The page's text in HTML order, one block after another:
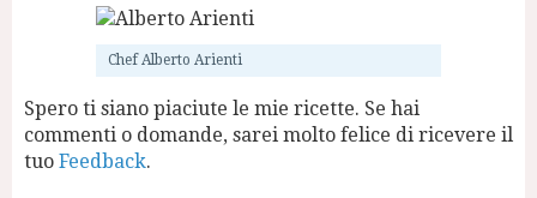
Chef Alberto Arienti
Spero ti siano piaciute le mie ricette. Se hai
commenti o domande, sarei molto felice di ricevere il
tuo Feedback.